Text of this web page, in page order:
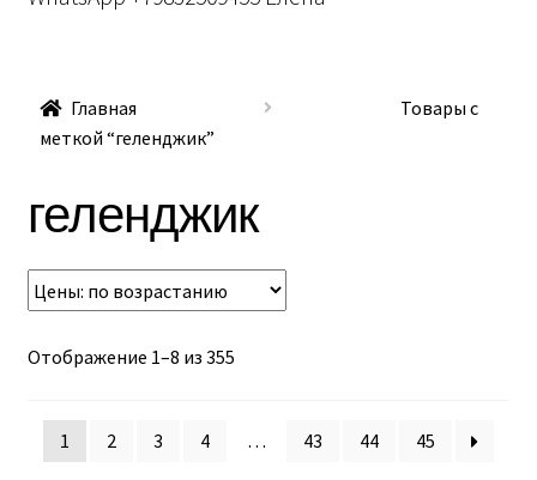
Главная
Товары с
меткой “геленджик”
геленджик
Отображение 1–8 из 355
1 2 3 4 … 43 44 45